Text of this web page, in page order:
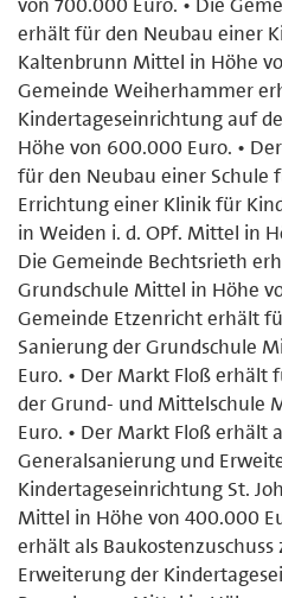
erhält für den Neubau einer
Kaltenbrunn Mittel in Höhe
Gemeinde Weiherhammer
Kindertageseinrichtung auf
Höhe von 600.000 Euro. •
für den Neubau einer Schule
Errichtung einer Klinik für
in Weiden i. d. OPf. Mittel in
Die Gemeinde Bechtsrieth
Grundschule Mittel in Höhe
Gemeinde Etzenricht erhält
Sanierung der Grundschule
Euro. • Der Markt Floß erhält
der Grund- und Mittelschule
Euro. • Der Markt Floß erhält
Generalsanierung und
Kindertageseinrichtung St.
Mittel in Höhe von 400.000
erhält als
Erweiterung der